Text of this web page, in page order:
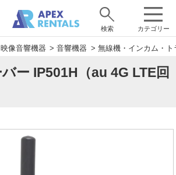
カテゴリー
検索
映像音響機器 > 音響機器 > 無線機・インカム・ト
ー IP501H（au 4G LTE回